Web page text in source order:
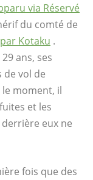
via Réservé
du comté de
Kotaku .
ans, ses
vol de
moment, il
et les
eux ne
fois que des